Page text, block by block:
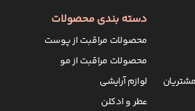
دسته بندی محصولات
محصولات مراقبت از پوست
محصولات مراقبت از مو
لوازم آرایشی
عطر و ادکلن